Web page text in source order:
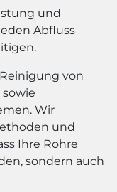
und
Abfluss
von
Wir
und
Ihre Rohre
sondern auch